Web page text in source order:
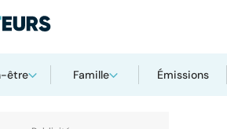
être Famille Émissions